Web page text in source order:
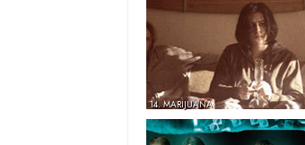
14. MARIJUANA